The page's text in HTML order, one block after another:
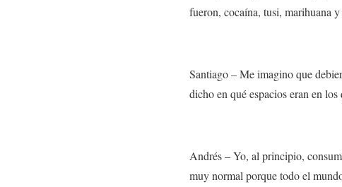
fueron, cocaína, tusi, marihuana
Santiago –Me imagino que
dicho en qué espacios eran en
Andrés –Yo, al principio,
muy normal porque todo el